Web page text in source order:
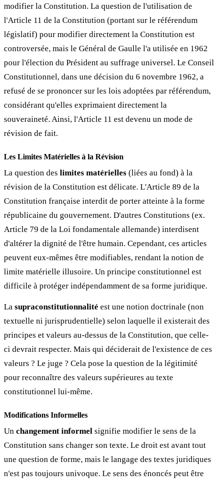
modifier la Constitution. La question de l'utilisation de
l'Article 11 de la Constitution (portant sur le référendum
législatif) pour modifier directement la Constitution est
controversée, mais le Général de Gaulle l'a utilisée en 1962
pour l'élection du Président au suffrage universel. Le Conseil
Constitutionnel, dans une décision du 6 novembre 1962, a
refusé de se prononcer sur les lois adoptées par référendum,
considérant qu'elles exprimaient directement la
souveraineté. Ainsi, l'Article 11 est devenu un mode de
révision de fait.
Les Limites Matérielles à la Révision
La question des limites matérielles (liées au fond) à la
révision de la Constitution est délicate. L'Article 89 de la
Constitution française interdit de porter atteinte à la forme
républicaine du gouvernement. D'autres Constitutions (ex.
Article 79 de la Loi fondamentale allemande) interdisent
d'altérer la dignité de l'être humain. Cependant, ces articles
peuvent eux-mêmes être modifiables, rendant la notion de
limite matérielle illusoire. Un principe constitutionnel est
difficile à protéger indépendamment de sa forme juridique.
La supraconstitutionnalité est une notion doctrinale (non
textuelle ni jurisprudentielle) selon laquelle il existerait des
principes et valeurs au-dessus de la Constitution, que celle-
ci devrait respecter. Mais qui déciderait de l'existence de ces
valeurs ? Le juge ? Cela pose la question de la légitimité
pour reconnaître des valeurs supérieures au texte
constitutionnel lui-même.
Modifications Informelles
Un changement informel signifie modifier le sens de la
Constitution sans changer son texte. Le droit est avant tout
une question de forme, mais le langage des textes juridiques
n'est pas toujours univoque. Le sens des énoncés peut être